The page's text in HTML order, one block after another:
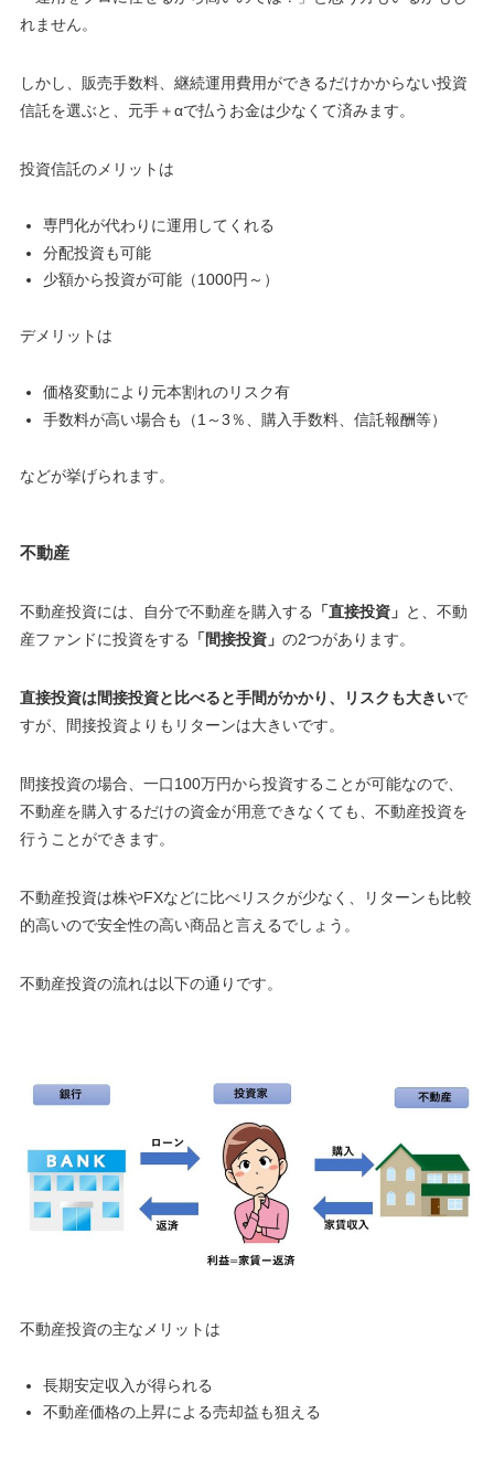
れません。
しかし、販売手数料、継続運用費用ができるだけかからない投資
信託を選ぶと、元手＋αで払うお金は少なくて済みます。
投資信託のメリットは
専門化が代わりに運用してくれる
分配投資も可能
少額から投資が可能（1000円～）
デメリットは
価格変動により元本割れのリスク有
手数料が高い場合も（1～3％、購入手数料、信託報酬等）
などが挙げられます。
不動産
不動産投資には、自分で不動産を購入する 「直接投資」 と、不動
産ファンドに投資をする
「間接投資」 の2つがあります。
直接投資は間接投資と比べると手間がかかり、リスクも大きいで
すが、間接投資よりもリターンは大きいです。
間接投資の場合、一口100万円から投資することが可能なので、
不動産を購入するだけの資金が用意できなくても、不動産投資を
行うことができます。
不動産投資は株やFXなどに比べリスクが少なく、リターンも比較
的高いので安全性の高い商品と言えるでしょう。
不動産投資の流れは以下の通りです。
不動産投資の主なメリットは
長期安定収入が得られる
不動産価格の上昇による売却益も狙える